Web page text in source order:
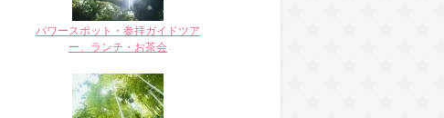
パワースポット・参拝ガイドツア
ー、ランチ・お茶会